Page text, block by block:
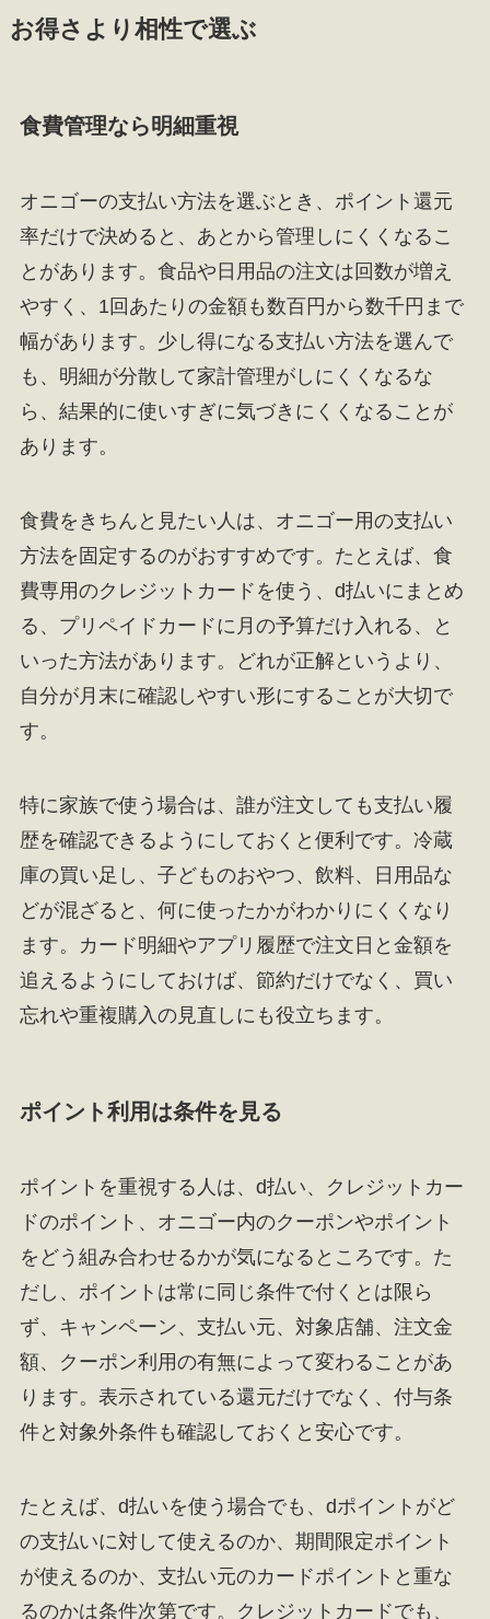
お得さより相性で選ぶ
食費管理なら明細重視
オニゴーの支払い方法を選ぶとき、ポイント還元
率だけで決めると、あとから管理しにくくなるこ
とがあります。食品や日用品の注文は回数が増え
やすく、1回あたりの金額も数百円から数千円まで
幅があります。少し得になる支払い方法を選んで
も、明細が分散して家計管理がしにくくなるな
ら、結果的に使いすぎに気づきにくくなることが
あります。
食費をきちんと見たい人は、オニゴー用の支払い
方法を固定するのがおすすめです。たとえば、食
費専用のクレジットカードを使う、d払いにまとめ
る、プリペイドカードに月の予算だけ入れる、と
いった方法があります。どれが正解というより、
自分が月末に確認しやすい形にすることが大切で
す。
特に家族で使う場合は、誰が注文しても支払い履
歴を確認できるようにしておくと便利です。冷蔵
庫の買い足し、子どものおやつ、飲料、日用品な
どが混ざると、何に使ったかがわかりにくくなり
ます。カード明細やアプリ履歴で注文日と金額を
追えるようにしておけば、節約だけでなく、買い
忘れや重複購入の見直しにも役立ちます。
ポイント利用は条件を見る
ポイントを重視する人は、d払い、クレジットカー
ドのポイント、オニゴー内のクーポンやポイント
をどう組み合わせるかが気になるところです。た
だし、ポイントは常に同じ条件で付くとは限ら
ず、キャンペーン、支払い元、対象店舗、注文金
額、クーポン利用の有無によって変わることがあ
ります。表示されている還元だけでなく、付与条
件と対象外条件も確認しておくと安心です。
たとえば、d払いを使う場合でも、dポイントがど
の支払いに対して使えるのか、期間限定ポイント
が使えるのか、支払い元のカードポイントと重な
るのかは条件次第です。クレジットカードでも、